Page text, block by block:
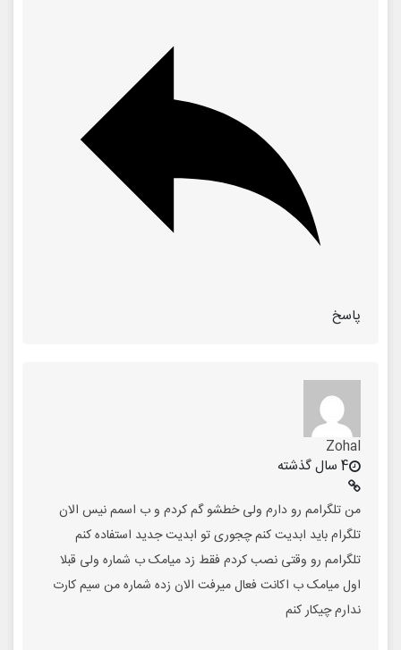
پاسخ
Zohal
4 سال گذشته
من تلگرامم رو دارم ولی خطشو گم کردم و ب اسمم نیس الان
تلگرام باید ابدیت کنم چجوری تو ابدیت جدید استفاده کنم
تلگرامم رو وقتی نصب کردم فقط زد میامک ب شماره ولی قبلا
اول میامک ب اکانت فعال میرفت الان زده شماره من سیم کارت
ندارم چیکار کنم